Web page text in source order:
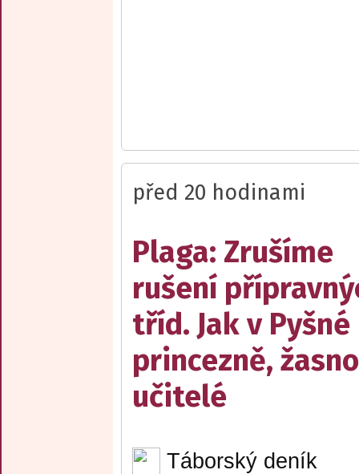
před 20 hodinami
Plaga: Zrušíme
rušení
tříd. Jak v Pyšné
princezně,
učitelé
Táborský deník